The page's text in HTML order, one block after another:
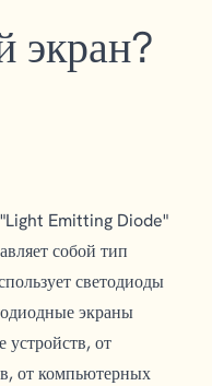
экран?
Emitting Diode"
собой тип
светодиоды
экраны
устройств, от
от компьютерных